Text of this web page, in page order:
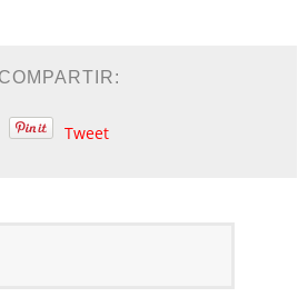
COMPARTIR:
Tweet